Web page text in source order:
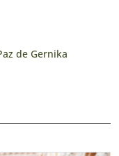
de Gernika